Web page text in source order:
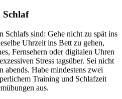
Schlaf
Schlafs sind: Gehe nicht zu spät ins
Uhrzeit ins Bett zu gehen,
Fernsehern oder digitalen Uhren
Stress tagsüber. Sei nicht
abends. Habe mindestens zwei
Training und Schlafzeit
aus.